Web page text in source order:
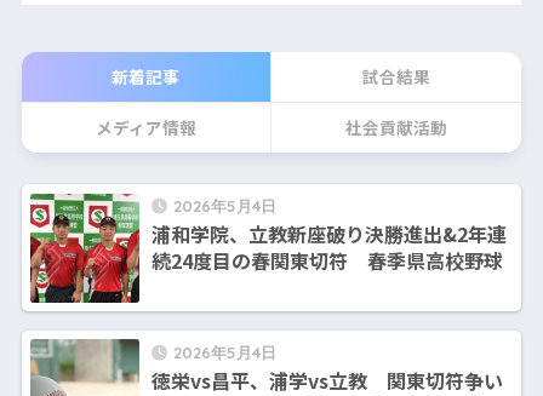
新着記事 試合結果
メディア情報 社会貢献活動
2026年5月4日
浦和学院、立教新座破り決勝進出&2年連
続24度目の春関東切符 春季県高校野球
2026年5月4日
徳栄vs昌平、浦学vs立教 関東切符争い